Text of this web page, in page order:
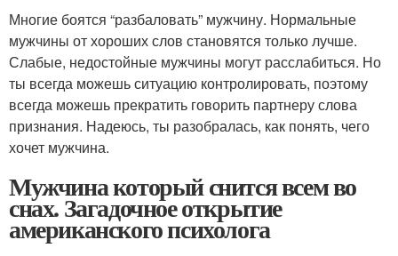
Многие боятся “разбаловать” мужчину. Нормальные
мужчины от хороших слов становятся только лучше.
Слабые, недостойные мужчины могут расслабиться. Но
ты всегда можешь ситуацию контролировать, поэтому
всегда можешь прекратить говорить партнеру слова
признания. Надеюсь, ты разобралась, как понять, чего
хочет мужчина.
Мужчина который снится всем во
снах. Загадочное открытие
американского психолога